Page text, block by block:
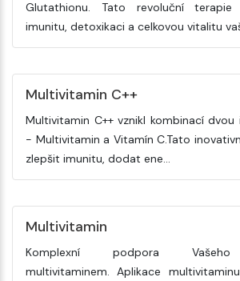
Glutathionu. Tato revoluční
imunitu, detoxikaci a celkovou vitalitu
Multivitamin C++
Multivitamin C++ vznikl kombinací
- Multivitamin a Vitamín C.Tato
zlepšit imunitu, dodat ene...
Multivitamin
Komplexní podpora
multivitaminem. Aplikace